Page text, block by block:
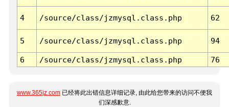
4 /source/class/jzmysql.class.php 62
5 /source/class/jzmysql.class.php 94
6 /source/class/jzmysql.class.php 76
www.365jz.com 已经将此出错信息详细记录, 由此给您带来的访问不便我
们深感歉意.